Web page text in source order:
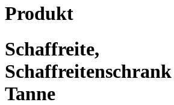
Produkt
Schaffreite,
Tanne